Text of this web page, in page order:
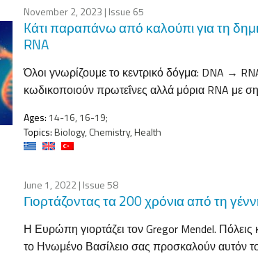
November 2, 2023 | Issue 65
Kάτι παραπάνω από καλούπι για τη
RNA
Όλοι γνωρίζουμε το κεντρικό δόγμα: DNA →
κωδικοποιούν πρωτεΐνες αλλά μόρια RNA με
Ages: 14-16, 16-19;
Topics:Biology, Chemistry, Health
June 1, 2022| Issue 58
Γιορτάζοντας τα 200 χρόνια από τη
Η Ευρώπη γιορτάζει τον Gregor Mendel. Πόλεις
το Ηνωμένο Βασίλειο σας προσκαλούν αυτόν